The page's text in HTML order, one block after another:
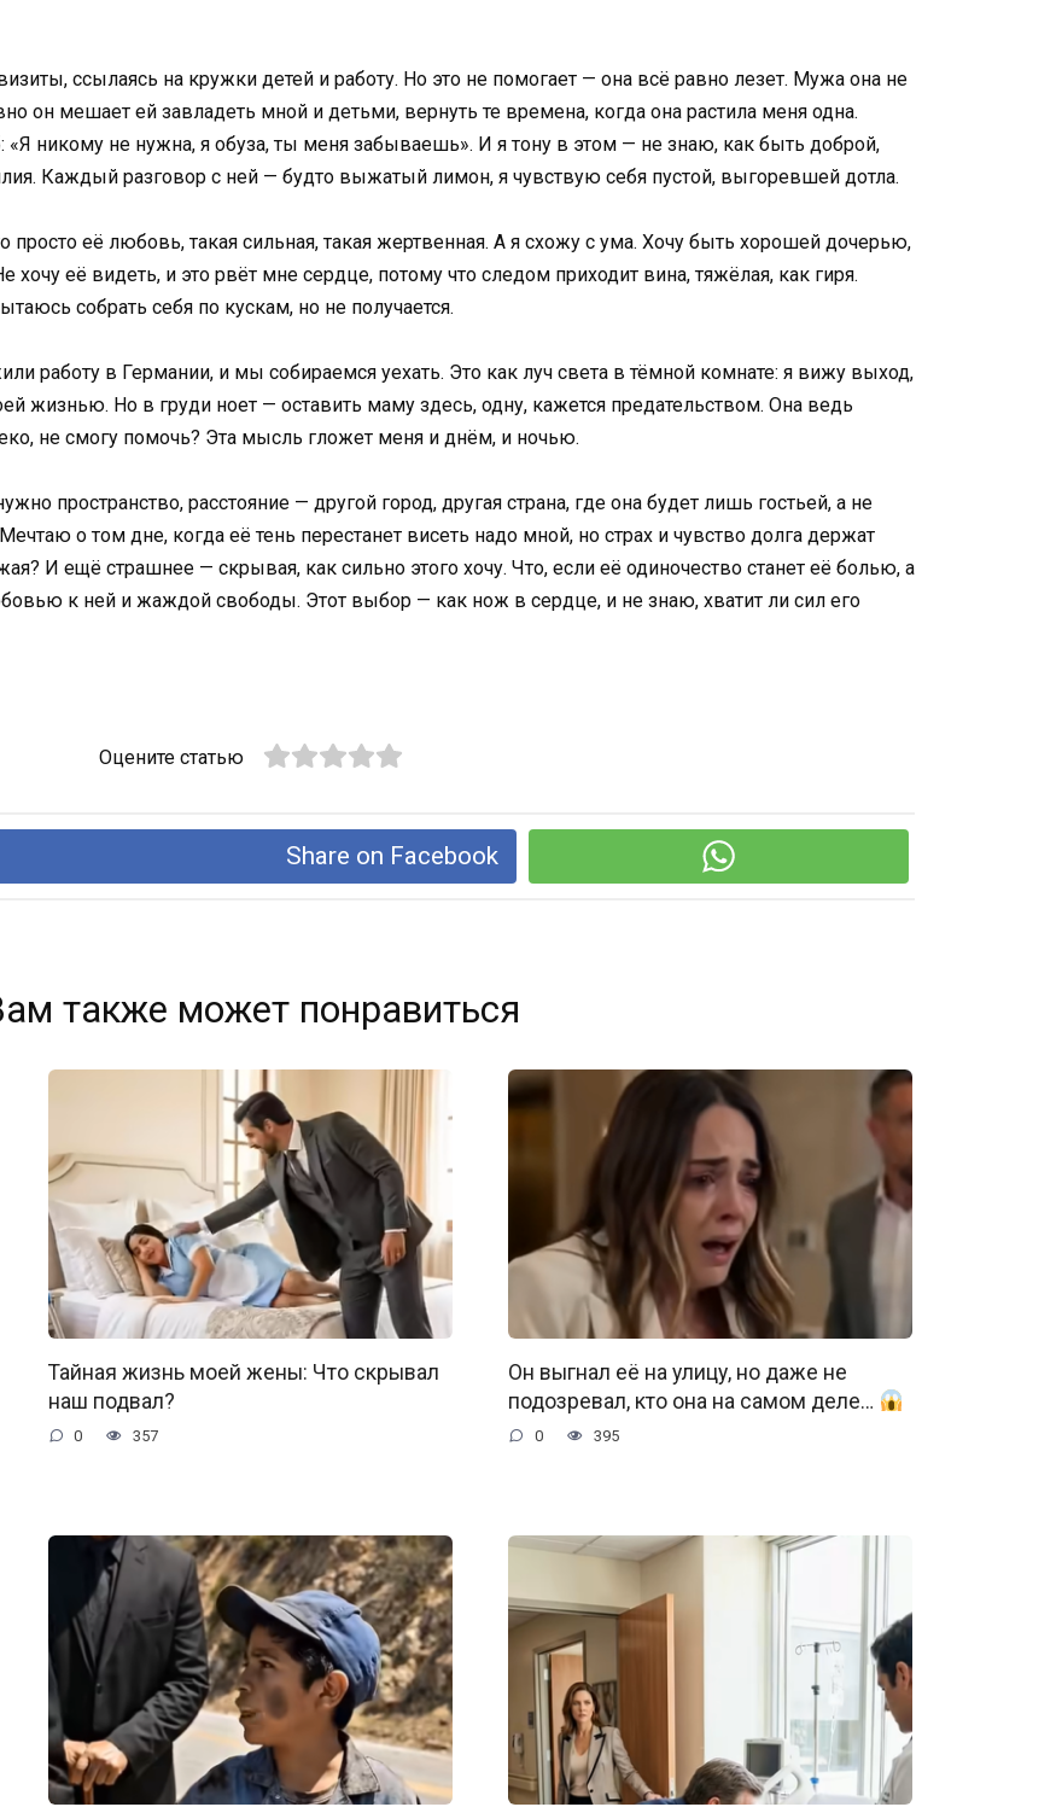
ссылаясь на кружки детей и работу. Но это не помогает — она всё равно лезет. Мужа она не
он мешает ей завладеть мной и детьми, вернуть те времена, когда она растила меня одна.
никому не нужна, я обуза, ты меня забываешь». И я тону в этом — не знаю, как быть доброй,
Каждый разговор с ней — будто выжатый лимон, я чувствую себя пустой, выгоревшей дотла.
просто её любовь, такая сильная, такая жертвенная. А я схожу с ума. Хочу быть хорошей дочерью,
её видеть, и это рвёт мне сердце, потому что следом приходит вина, тяжёлая, как гиря.
собрать себя по кускам, но не получается.
работу в Германии, и мы собираемся уехать. Это как луч света в тёмной комнате: я вижу выход,
жизнью. Но в груди ноет — оставить маму здесь, одну, кажется предательством. Она ведь
не смогу помочь? Эта мысль гложет меня и днём, и ночью.
пространство, расстояние — другой город, другая страна, где она будет лишь гостьей, а не
о том дне, когда её тень перестанет висеть надо мной, но страх и чувство долга держат
И ещё страшнее — скрывая, как сильно этого хочу. Что, если её одиночество станет её болью, а
к ней и жаждой свободы. Этот выбор — как нож в сердце, и не знаю, хватит ли сил его
Оцените статью
Share on Facebook
также может понравиться
Тайная жизнь моей жены: Что скрывал
наш подвал?
0 357
Он выгнал её на улицу, но даже не
подозревал, кто она на самом деле…
0 395